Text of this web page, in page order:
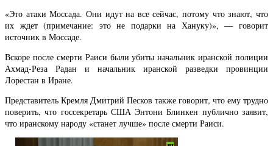
«Это атаки Моссада. Они идут на все сейчас, потому что знают, что
их ждет (примечание: это не подарки на Хануку)», — говорит
источник в Моссаде.
Вскоре после смерти Раиси были убиты начальник иранской полиции
Ахмад-Реза Радан и начальник иранской разведки провинции
Лорестан в Иране.
Представитель Кремля Дмитрий Песков также говорит, что ему трудно
поверить, что госсекретарь США Энтони Блинкен публично заявит,
что иранскому народу «станет лучше» после смерти Раиси.